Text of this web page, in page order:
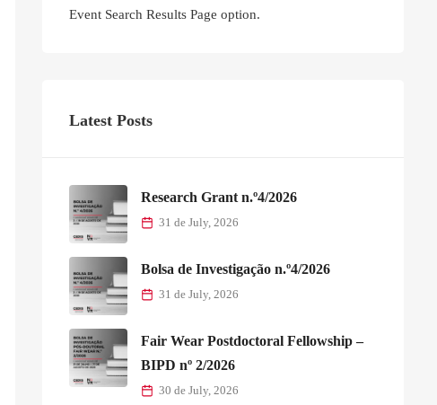
Event Search Results Page option.
Latest Posts
Research Grant n.º4/2026
31 de July, 2026
Bolsa de Investigação n.º4/2026
31 de July, 2026
Fair Wear Postdoctoral Fellowship –
BIPD nº 2/2026
30 de July, 2026